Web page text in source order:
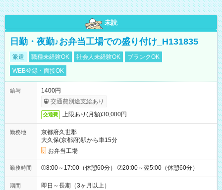
未読
日勤・夜勤♪お弁当工場での盛り付け_H131835
派遣 職種未経験OK 社会人未経験OK
ブランクOK
WEB登録・面接OK
給与
1400円
交通費別途支給あり
交通費 上限あり(月額)30,000円
勤務地
京都府久世郡
大久保(京都府)駅から車15分
お弁当工場
勤務時間 ➀8:00～17:00（休憩60分） ➁20:00～翌5:00（休憩60分）
期間 即日～長期（3ヶ月以上）